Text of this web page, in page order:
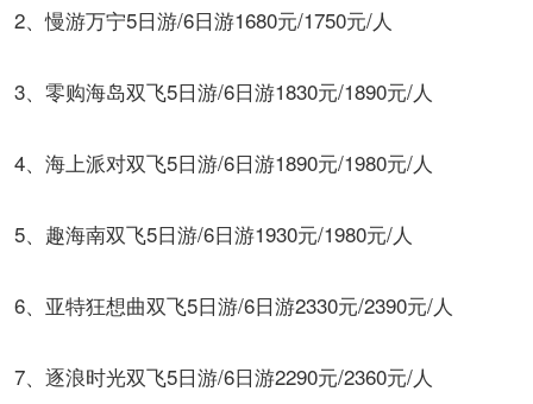
2、慢游万宁5日游/6日游1680元/1750元/人
3、零购海岛双飞5日游/6日游1830元/1890元/人
4、海上派对双飞5日游/6日游1890元/1980元/人
5、趣海南双飞5日游/6日游1930元/1980元/人
6、亚特狂想曲双飞5日游/6日游2330元/2390元/人
7、逐浪时光双飞5日游/6日游2290元/2360元/人